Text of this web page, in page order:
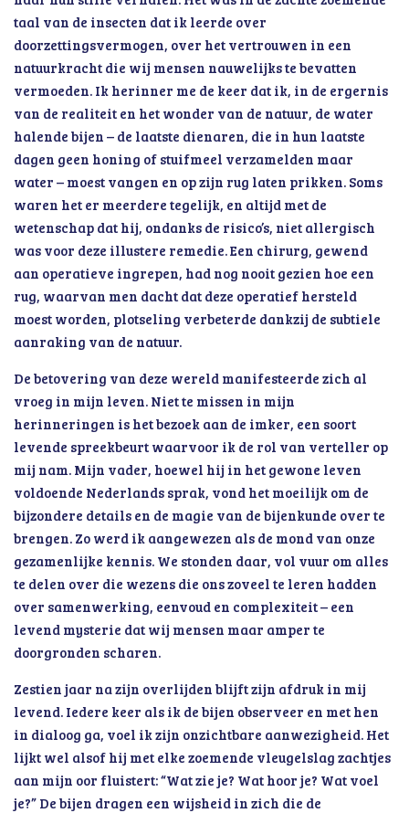
taal van de insecten dat ik leerde over
doorzettingsvermogen, over het vertrouwen in een
natuurkracht die wij mensen nauwelijks te bevatten
vermoeden. Ik herinner me de keer dat ik, in de ergernis
van de realiteit en het wonder van de natuur, de water
halende bijen – de laatste dienaren, die in hun laatste
dagen geen honing of stuifmeel verzamelden maar
water – moest vangen en op zijn rug laten prikken. Soms
waren het er meerdere tegelijk, en altijd met de
wetenschap dat hij, ondanks de risico’s, niet allergisch
was voor deze illustere remedie. Een chirurg, gewend
aan operatieve ingrepen, had nog nooit gezien hoe een
rug, waarvan men dacht dat deze operatief hersteld
moest worden, plotseling verbeterde dankzij de subtiele
aanraking van de natuur.
De betovering van deze wereld manifesteerde zich al
vroeg in mijn leven. Niet te missen in mijn
herinneringen is het bezoek aan de imker, een soort
levende spreekbeurt waarvoor ik de rol van verteller op
mij nam. Mijn vader, hoewel hij in het gewone leven
voldoende Nederlands sprak, vond het moeilijk om de
bijzondere details en de magie van de bijenkunde over te
brengen. Zo werd ik aangewezen als de mond van onze
gezamenlijke kennis. We stonden daar, vol vuur om alles
te delen over die wezens die ons zoveel te leren hadden
over samenwerking, eenvoud en complexiteit – een
levend mysterie dat wij mensen maar amper te
doorgronden scharen.
Zestien jaar na zijn overlijden blijft zijn afdruk in mij
levend. Iedere keer als ik de bijen observeer en met hen
in dialoog ga, voel ik zijn onzichtbare aanwezigheid. Het
lijkt wel alsof hij met elke zoemende vleugelslag zachtjes
aan mijn oor fluistert: “Wat zie je? Wat hoor je? Wat voel
je?” De bijen dragen een wijsheid in zich die de